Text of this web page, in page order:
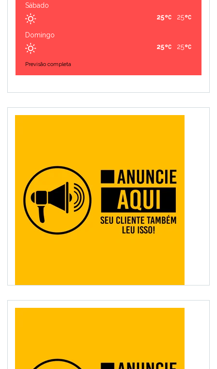
Sábado
25
25
Domingo
25
25
Previsão completa